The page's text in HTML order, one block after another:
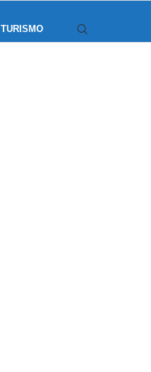
TURISMO